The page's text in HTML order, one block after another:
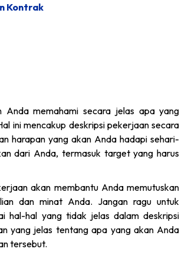
Kontrak
Anda memahami secara jelas apa yang
ini mencakup deskripsi pekerjaan secara
harapan yang akan Anda hadapi sehari-
dari Anda, termasuk target yang harus
akan membantu Anda memutuskan
dan minat Anda. Jangan ragu untuk
hal-hal yang tidak jelas dalam deskripsi
yang jelas tentang apa yang akan Anda
tersebut.